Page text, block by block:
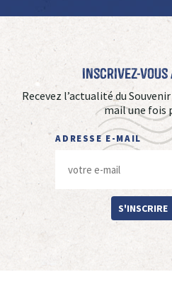
Inscrivez-
Recevez l’actualité du
mail une fois
ADRESSE E-MAIL
S'INSCRIRE